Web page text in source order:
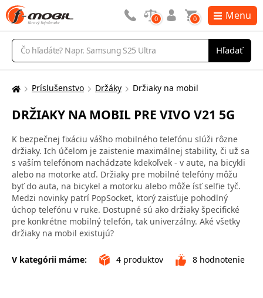
Vyhľadávanie
Hľadať
0 0 Menu
Tu
nachádzate:
Príslušenstvo Držáky Držiaky na mobil
DRŽIAKY NA MOBIL PRE VIVO V21 5G
K bezpečnej fixáciu vášho mobilného telefónu slúži rôzne
držiaky. Ich účelom je zaistenie maximálnej stability, či už sa
s vaším telefónom nachádzate kdekoľvek - v aute, na bicykli
alebo na motorke atď. Držiaky pre mobilné telefóny môžu
byť do auta, na bicykel a motorku alebo môže ísť selfie tyč.
Medzi novinky patrí PopSocket, ktorý zaisťuje pohodlný
úchop telefónu v ruke. Dostupné sú ako držiaky špecifické
pre konkrétne mobilný telefón, tak univerzálny. Aké všetky
držiaky na mobil existujú?
V kategórii máme: 4 produktov 8 hodnotenie